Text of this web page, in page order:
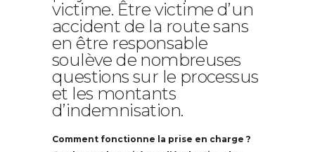
victime. Être victime d’un
accident de la route sans
en être responsable
soulève de nombreuses
questions sur le processus
et les montants
d’indemnisation.
Comment fonctionne la prise en charge ?